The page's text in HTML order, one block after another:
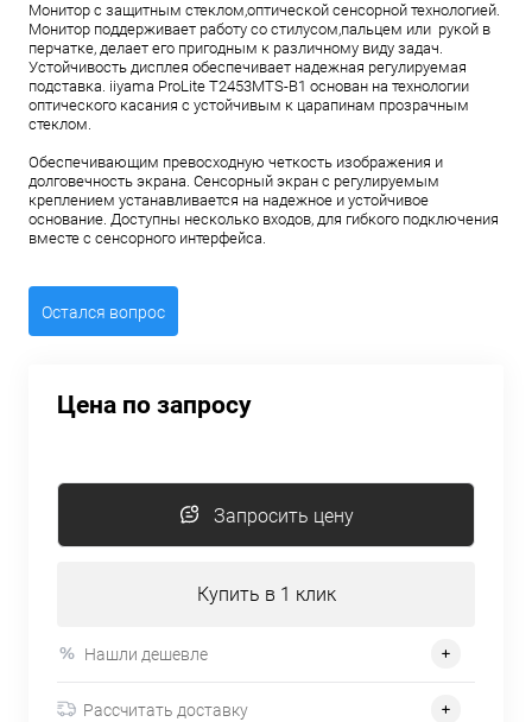
Монитор с защитным стеклом,оптической сенсорной технологией.
Монитор поддерживает работу со стилусом,пальцем или рукой в
перчатке, делает его пригодным к различному виду задач.
Устойчивость дисплея обеспечивает надежная регулируемая
подставка. iiyama ProLite T2453MTS-B1 основан на технологии
оптического касания с устойчивым к царапинам прозрачным
стеклом.
Обеспечивающим превосходную четкость изображения и
долговечность экрана. Сенсорный экран с регулируемым
креплением устанавливается на надежное и устойчивое
основание. Доступны несколько входов, для гибкого подключения
вместе с сенсорного интерфейса.
Остался вопрос
Цена по запросу
Запросить цену
Купить в 1 клик
Нашли дешевле
Рассчитать доставку